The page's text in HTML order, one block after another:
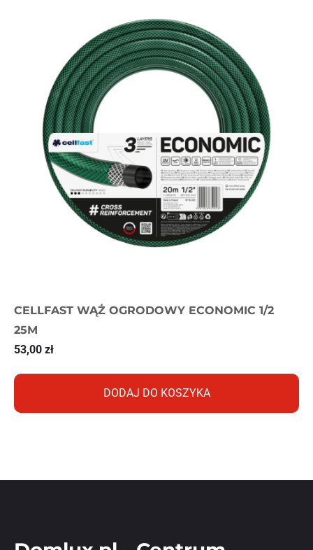
CELLFAST WĄŻ OGRODOWY ECONOMIC 1/2
25M
53,00 zł
DODAJ DO KOSZYKA